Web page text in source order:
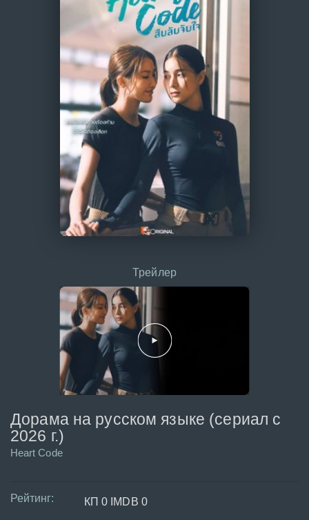
Дорама на русском языке (сериал с
2026 г.)
Heart Code
Рейтинг: КП 0 IMDB 0
Трейлер